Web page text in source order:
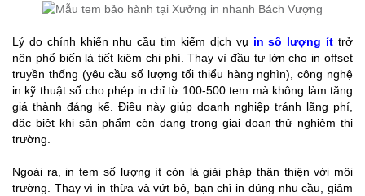
Lý do chính khiến nhu cầu tim kiếm dịch vụ in số lượng ít trở
nên phổ biến là tiết kiệm chi phí. Thay vì đầu tư lớn cho in offset
truyền thống (yêu cầu số lượng tối thiểu hàng nghìn), công nghệ
in kỹ thuật số cho phép in chỉ từ 100-500 tem mà không làm tăng
giá thành đáng kể. Điều này giúp doanh nghiệp tránh lãng phí,
đặc biệt khi sản phẩm còn đang trong giai đoạn thử nghiệm thị
trường.
Ngoài ra, in tem số lượng ít còn là giải pháp thân thiện với môi
trường. Thay vì in thừa và vứt bỏ, bạn chỉ in đúng nhu cầu, giảm